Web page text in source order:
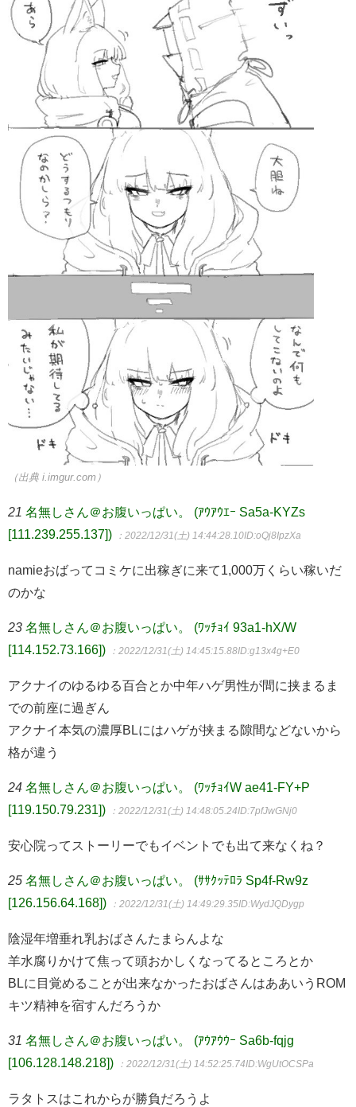
（出典 i.imgur.com）
21 名無しさん＠お腹いっぱい。 (ｱｳｱｳｴｰ Sa5a-KYZs
[111.239.255.137])
：2022/12/31(土) 14:44:28.10ID:oQj8IpzXa
namieおばってコミケに出稼ぎに来て1,000万くらい稼いだ
のかな
23 名無しさん＠お腹いっぱい。 (ﾜｯﾁｮｲ 93a1-hX/W
[114.152.73.166])
：2022/12/31(土) 14:45:15.88ID:g13x4g+E0
アクナイのゆるゆる百合とか中年ハゲ男性が間に挟まるま
での前座に過ぎん
アクナイ本気の濃厚BLにはハゲが挟まる隙間などないから
格が違う
24 名無しさん＠お腹いっぱい。 (ﾜｯﾁｮｲW ae41-FY+P
[119.150.79.231])
：2022/12/31(土) 14:48:05.24ID:7pfJwGNj0
安心院ってストーリーでもイベントでも出て来なくね？
25 名無しさん＠お腹いっぱい。 (ｻｻｸｯﾃﾛﾗ Sp4f-Rw9z
[126.156.64.168])
：2022/12/31(土) 14:49:29.35ID:WydJQDygp
陰湿年増垂れ乳おばさんたまらんよな
羊水腐りかけて焦って頭おかしくなってるところとか
BLに目覚めることが出来なかったおばさんはああいうROM
キツ精神を宿すんだろうか
31 名無しさん＠お腹いっぱい。 (ｱｳｱｳｳｰ Sa6b-fqjg
[106.128.148.218])
：2022/12/31(土) 14:52:25.74ID:WgUtOCSPa
ラタトスはこれからが勝負だろうよ